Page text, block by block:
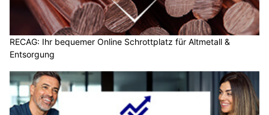
RECAG: Ihr bequemer Online Schrottplatz für Altmetall &
Entsorgung